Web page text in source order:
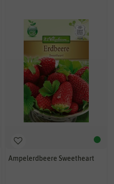
Ampelerdbeere Sweetheart